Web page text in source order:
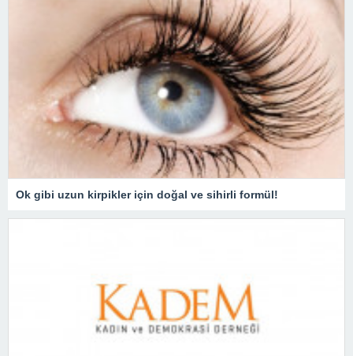
Ok gibi uzun kirpikler için doğal ve sihirli formül!